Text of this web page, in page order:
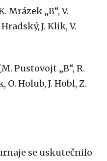
Mrázek „B“, V.
J. Klik, V.
Pustovojt „B“, R.
O. Holub, J. Hobl, Z.
se uskutečnilo